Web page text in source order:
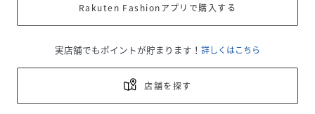
Rakuten Fashionアプリで購入する
実店舗でもポイントが貯まります！ 詳しくはこちら
店舗を探す